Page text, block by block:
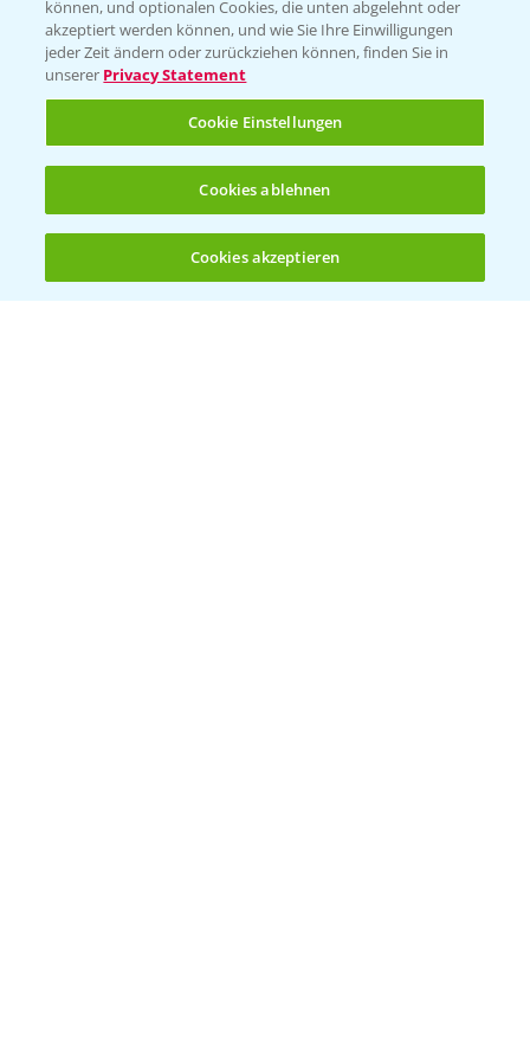
6:11
Standortreport Einbeck - Fungizidstrategien
im Vergleich
(noch 4)
können, und optionalen Cookies, die unten abgelehnt oder
akzeptiert werden können, und wie Sie Ihre Einwilligungen
jeder Zeit ändern oder zurückziehen können, finden Sie in
unserer Privacy Statement
Cookie Einstellungen
Cookies ablehnen
Cookies akzeptieren